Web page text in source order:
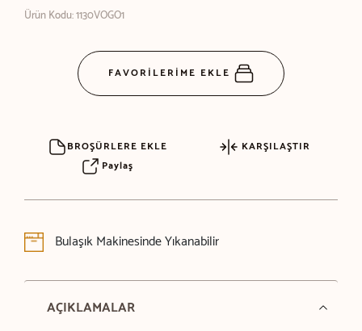
Ürün Kodu: 1130VOGO1
FAVORİLERİME EKLE
BROŞÜRLERE EKLE
KARŞILAŞTIR
Paylaş
Bulaşık Makinesinde Yıkanabilir
AÇIKLAMALAR